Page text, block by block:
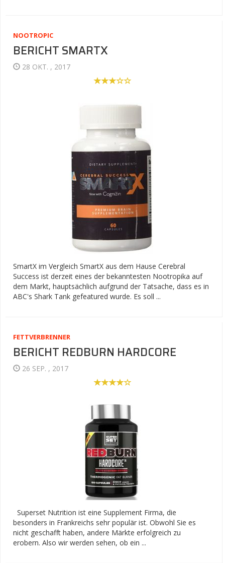
NOOTROPIC
BERICHT SMARTX
28 OKT. , 2017
SmartX im Vergleich SmartX aus dem Hause Cerebral
Success ist derzeit eines der bekanntesten Nootropika auf
dem Markt, hauptsächlich aufgrund der Tatsache, dass es in
ABC's Shark Tank gefeatured wurde. Es soll ...
FETTVERBRENNER
BERICHT REDBURN HARDCORE
26 SEP. , 2017
Superset Nutrition ist eine Supplement Firma, die
besonders in Frankreichs sehr populär ist. Obwohl Sie es
nicht geschafft haben, andere Märkte erfolgreich zu
erobern. Also wir werden sehen, ob ein ...